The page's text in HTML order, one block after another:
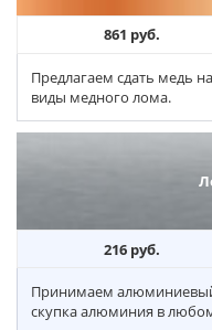
861 руб.
Предлагаем сдать медь
виды медного лома.
216 руб.
Принимаем
скупка алюминия в